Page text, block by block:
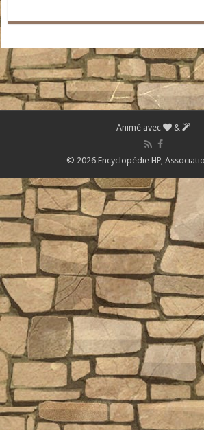
Animé avec &
© 2026 Encyclopédie HP,